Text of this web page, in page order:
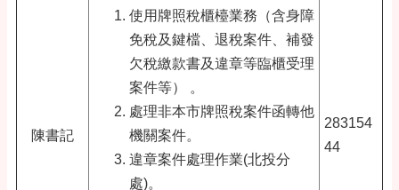
陳書記
使用牌照稅櫃檯業務（含身障
免稅及鍵檔、退稅案件、補發
欠稅繳款書及違章等臨櫃受理
案件等） 。
處理非本市牌照稅案件函轉他
機關案件。
違章案件處理作業(北投分
處)。
283154
44